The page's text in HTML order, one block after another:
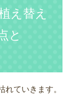
え替え
と
ていきます。